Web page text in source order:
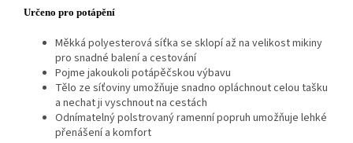
Určeno pro potápění
Měkká polyesterová síťka se sklopí až na velikost mikiny
pro snadné balení a cestování
Pojme jakoukoli potápěčskou výbavu
Tělo ze síťoviny umožňuje snadno opláchnout celou tašku
a nechat ji vyschnout na cestách
Odnímatelný polstrovaný ramenní popruh umožňuje lehké
přenášení a komfort